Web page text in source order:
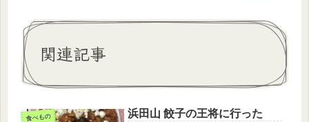
関連記事
食べもの 浜田山 餃子の王将に行った